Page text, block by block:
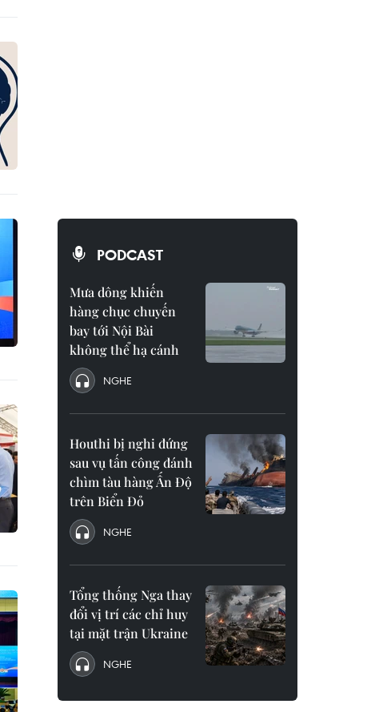
PODCAST
Mưa dông khiến
hàng chục chuyến
bay tới Nội Bài
không thể hạ cánh
NGHE
Houthi bị nghi đứng
sau vụ tấn công đánh
chìm tàu hàng Ấn Độ
trên Biển Đỏ
NGHE
Tổng thống Nga thay
đổi vị trí các chỉ huy
tại mặt trận Ukraine
NGHE